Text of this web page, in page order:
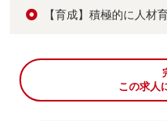
【育成】積極的に人材
この求人